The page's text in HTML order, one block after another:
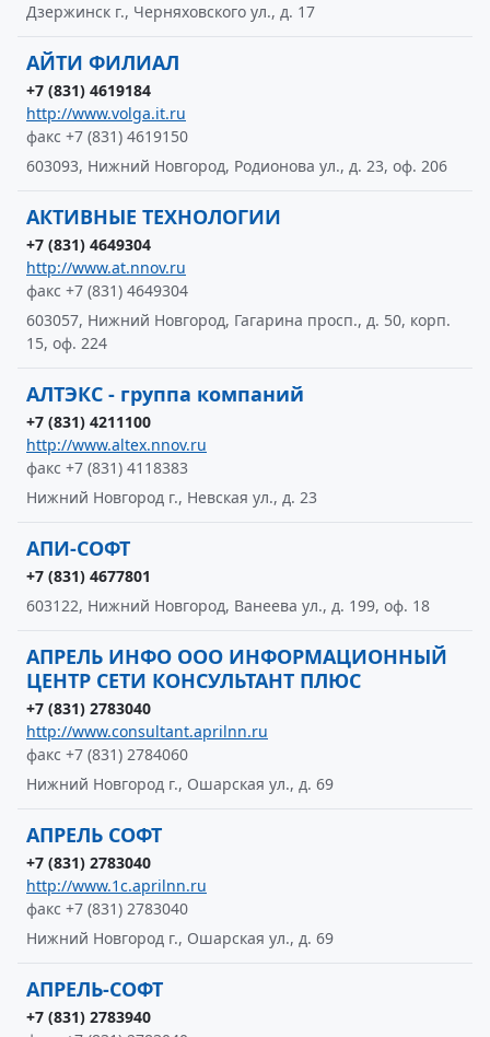
Дзержинск г., Черняховского ул., д. 17
АЙТИ ФИЛИАЛ
+7 (831) 4619184
http://www.volga.it.ru
факс +7 (831) 4619150
603093, Нижний Новгород, Родионова ул., д. 23, оф. 206
АКТИВНЫЕ ТЕХНОЛОГИИ
+7 (831) 4649304
http://www.at.nnov.ru
факс +7 (831) 4649304
603057, Нижний Новгород, Гагарина просп., д. 50, корп.
15, оф. 224
АЛТЭКС - группа компаний
+7 (831) 4211100
http://www.altex.nnov.ru
факс +7 (831) 4118383
Нижний Новгород г., Невская ул., д. 23
АПИ-СОФТ
+7 (831) 4677801
603122, Нижний Новгород, Ванеева ул., д. 199, оф. 18
АПРЕЛЬ ИНФО ООО ИНФОРМАЦИОННЫЙ
ЦЕНТР СЕТИ КОНСУЛЬТАНТ ПЛЮС
+7 (831) 2783040
http://www.consultant.aprilnn.ru
факс +7 (831) 2784060
Нижний Новгород г., Ошарская ул., д. 69
АПРЕЛЬ СОФТ
+7 (831) 2783040
http://www.1c.aprilnn.ru
факс +7 (831) 2783040
Нижний Новгород г., Ошарская ул., д. 69
АПРЕЛЬ-СОФТ
+7 (831) 2783940